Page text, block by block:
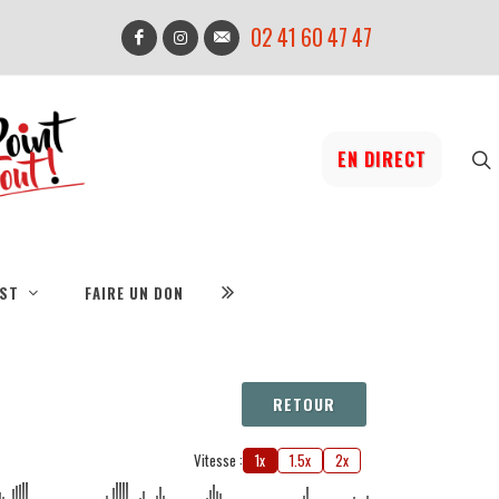
02 41 60 47 47
EN DIRECT
FAIRE UN DON
RETOUR
Vitesse : 1x 1.5x 2x